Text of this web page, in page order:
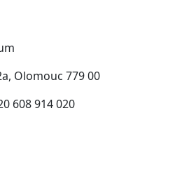
Olomouc 779 00
608 914 020